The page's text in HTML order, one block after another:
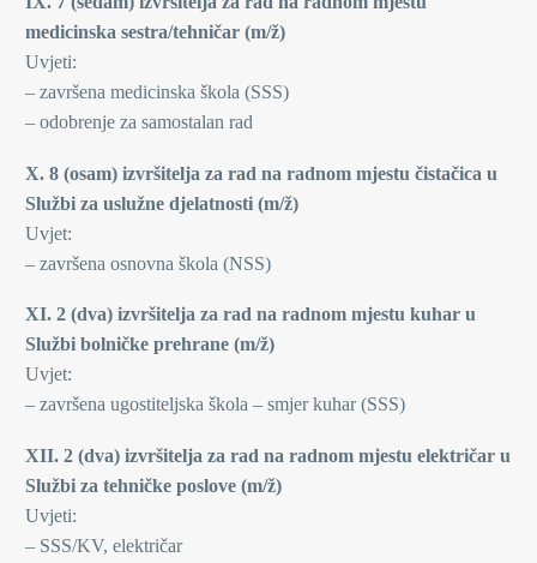
medicinska sestra/tehničar (m/ž)
Uvjeti:
– završena medicinska škola (SSS)
– odobrenje za samostalan rad
X. 8 (osam) izvršitelja za rad na radnom mjestu čistačica u
Službi za uslužne djelatnosti (m/ž)
Uvjet:
– završena osnovna škola (NSS)
XI. 2 (dva) izvršitelja za rad na radnom mjestu kuhar u
Službi bolničke prehrane (m/ž)
Uvjet:
– završena ugostiteljska škola – smjer kuhar (SSS)
XII. 2 (dva) izvršitelja za rad na radnom mjestu električar u
Službi za tehničke poslove (m/ž)
Uvjeti:
– SSS/KV, električar